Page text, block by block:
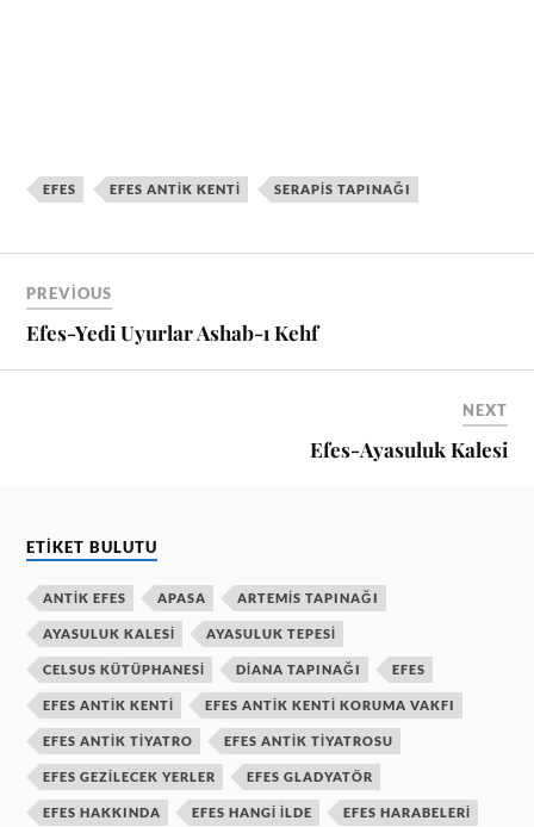
EFES EFES ANTIK KENTI SERAPIS TAPINAĞI
PREVIOUS
Efes-Yedi Uyurlar Ashab-ı Kehf
NEXT
Efes-Ayasuluk Kalesi
ETIKET BULUTU
ANTIK EFES APASA ARTEMIS TAPINAĞI
AYASULUK KALESI AYASULUK TEPESI
CELSUS KÜTÜPHANESI DIANA TAPINAĞI EFES
EFES ANTIK KENTI EFES ANTIK KENTI KORUMA VAKFI
EFES ANTIK TIYATRO EFES ANTIK TIYATROSU
EFES GEZILECEK YERLER EFES GLADYATÖR
EFES HAKKINDA EFES HANGI ILDE EFES HARABELERI